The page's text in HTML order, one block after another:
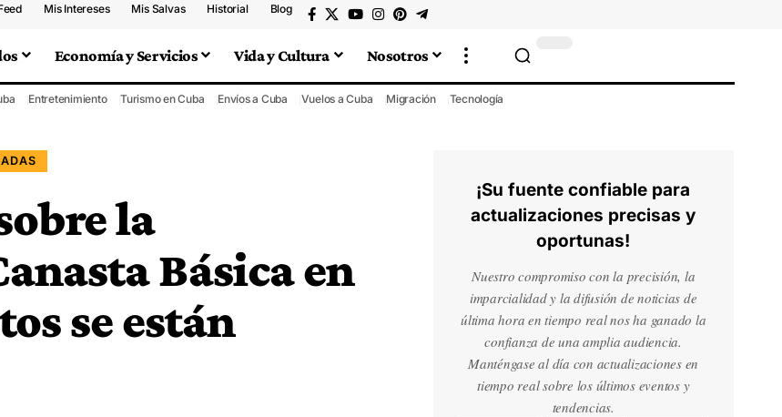
Mis Intereses Mis Salvas Historial Blog
Economía y Servicios Vida y Cultura Nosotros
Entretenimiento Turismo en Cuba Envíos a Cuba Vuelos a Cuba Migración Tecnología
la
Básica en
se están
¡Su fuente confiable para
actualizaciones precisas y
oportunas!
Nuestro compromiso con la precisión, la
imparcialidad y la difusión de noticias de
última hora en tiempo real nos ha ganado la
confianza de una amplia audiencia.
Manténgase al día con actualizaciones en
tiempo real sobre los últimos eventos y
tendencias.